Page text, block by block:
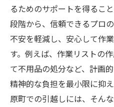
るためのサポートを得るこ
段階から、信頼できるプロ
不安を軽減し、安心して作
す。例えば、作業リストの
て不用品の処分など、計画
精神的な負担を最小限に抑
原町での引越しには、そん